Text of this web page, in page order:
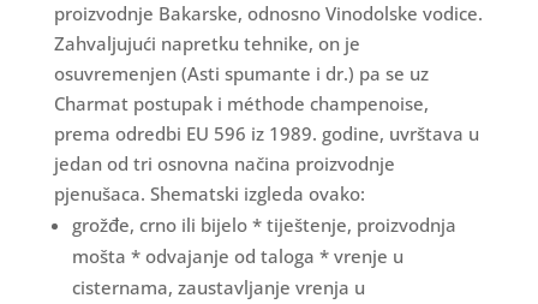
proizvodnje Bakarske, odnosno Vinodolske vodice.
Zahvaljujući napretku tehnike, on je
osuvremenjen (Asti spumante i dr.) pa se uz
Charmat postupak i méthode champenoise,
prema odredbi EU 596 iz 1989. godine, uvrštava u
jedan od tri osnovna načina proizvodnje
pjenušaca. Shematski izgleda ovako:
grožđe, crno ili bijelo * tiještenje, proizvodnja
mošta * odvajanje od taloga * vrenje u
cisternama, zaustavljanje vrenja u